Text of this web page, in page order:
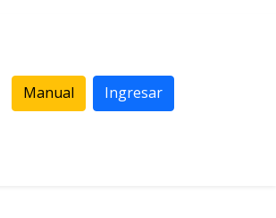
Manual Ingresar